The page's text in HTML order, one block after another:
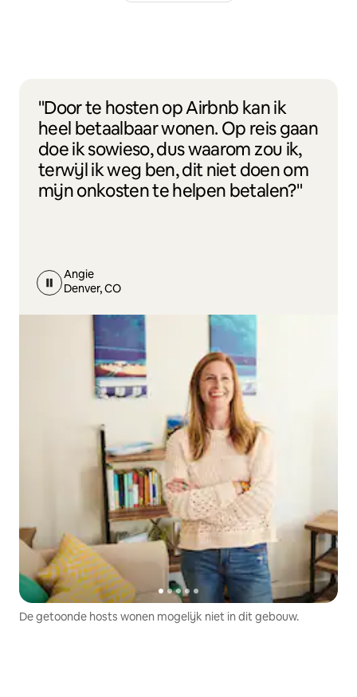
"Door te hosten op Airbnb kan ik
heel betaalbaar wonen. Op reis gaan
doe ik sowieso, dus waarom zou ik,
terwijl ik weg ben, dit niet doen om
mijn onkosten te helpen betalen?"
Angie
Denver, CO
De getoonde hosts wonen mogelijk niet in dit gebouw.